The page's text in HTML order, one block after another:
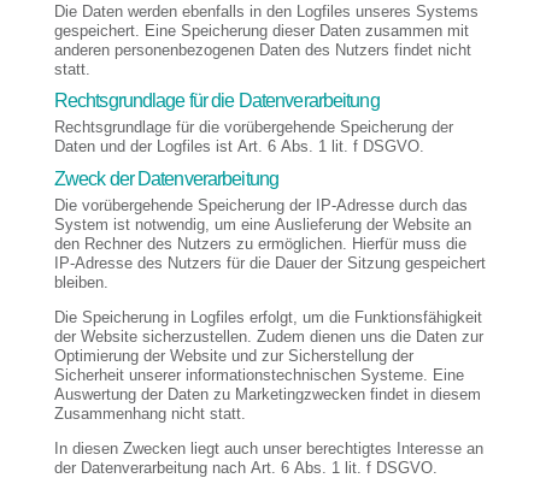
Die Daten werden ebenfalls in den Logfiles unseres Systems
gespeichert. Eine Speicherung dieser Daten zusammen mit
anderen personenbezogenen Daten des Nutzers findet nicht
statt.
Rechtsgrundlage für die Datenverarbeitung
Rechtsgrundlage für die vorübergehende Speicherung der
Daten und der Logfiles ist Art. 6 Abs. 1 lit. f DSGVO.
Zweck der Datenverarbeitung
Die vorübergehende Speicherung der IP-Adresse durch das
System ist notwendig, um eine Auslieferung der Website an
den Rechner des Nutzers zu ermöglichen. Hierfür muss die
IP-Adresse des Nutzers für die Dauer der Sitzung gespeichert
bleiben.
Die Speicherung in Logfiles erfolgt, um die Funktionsfähigkeit
der Website sicherzustellen. Zudem dienen uns die Daten zur
Optimierung der Website und zur Sicherstellung der
Sicherheit unserer informationstechnischen Systeme. Eine
Auswertung der Daten zu Marketingzwecken findet in diesem
Zusammenhang nicht statt.
In diesen Zwecken liegt auch unser berechtigtes Interesse an
der Datenverarbeitung nach Art. 6 Abs. 1 lit. f DSGVO.